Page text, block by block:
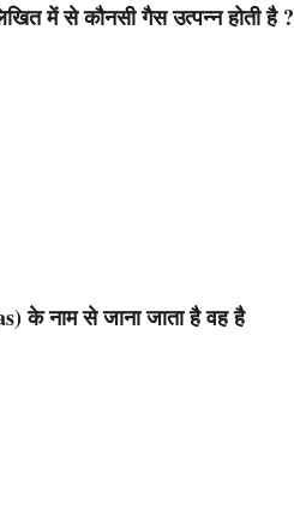
में से कौनसी गैस उत्पन्न होती है ?
के नाम से जाना जाता है वह है